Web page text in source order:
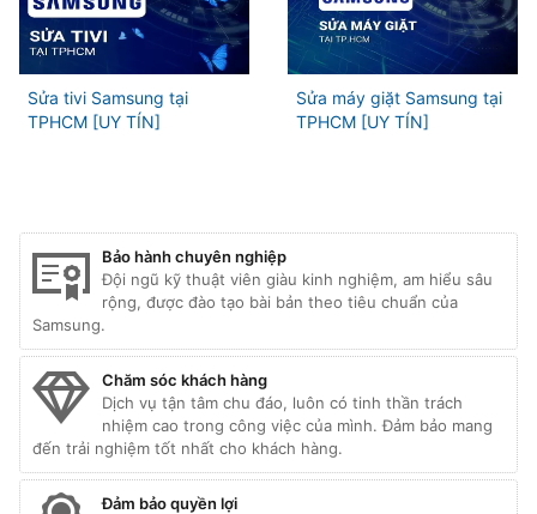
Sửa tivi Samsung tại
TPHCM [UY TÍN]
Sửa máy giặt Samsung tại
TPHCM [UY TÍN]
Bảo hành chuyên nghiệp
Đội ngũ kỹ thuật viên giàu kinh nghiệm, am hiểu sâu
rộng, được đào tạo bài bản theo tiêu chuẩn của
Samsung.
Chăm sóc khách hàng
Dịch vụ tận tâm chu đáo, luôn có tinh thần trách
nhiệm cao trong công việc của mình. Đảm bảo mang
đến trải nghiệm tốt nhất cho khách hàng.
Đảm bảo quyền lợi